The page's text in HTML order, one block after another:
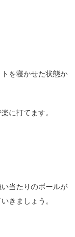
を寝かせた状態か
に打てます。
当たりのボールが
きましょう。